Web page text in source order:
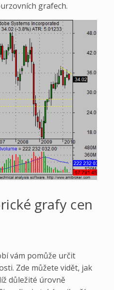
grafech.
grafy cen
vám pomůže určit
Zde můžete vidět, jak
důležité úrovně